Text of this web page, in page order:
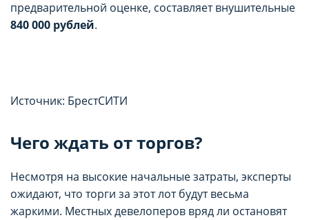
предварительной оценке, составляет внушительные
840 000 рублей.
Источник: БрестСИТИ
Чего ждать от торгов?
Несмотря на высокие начальные затраты, эксперты
ожидают, что торги за этот лот будут весьма
жаркими. Местных девелоперов вряд ли остановят